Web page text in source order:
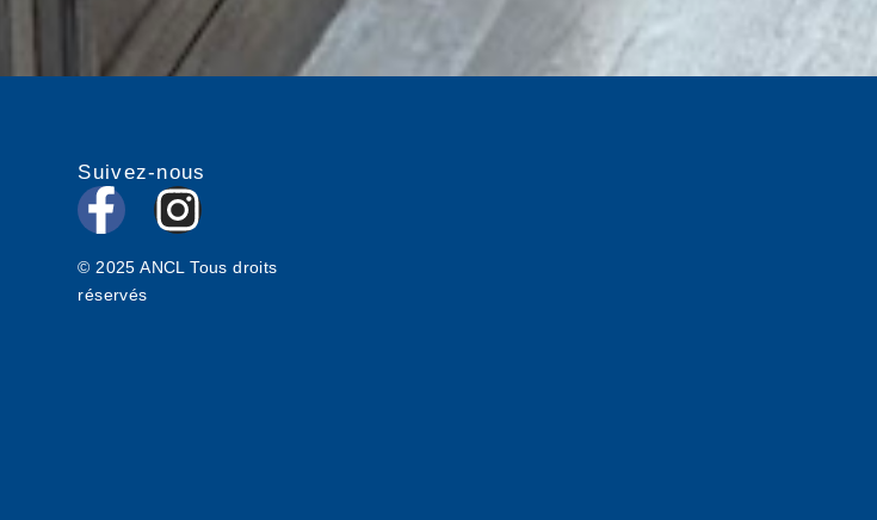
Suivez-nous
F
a
c
I
n
© 2025 ANCL Tous droits
réservés